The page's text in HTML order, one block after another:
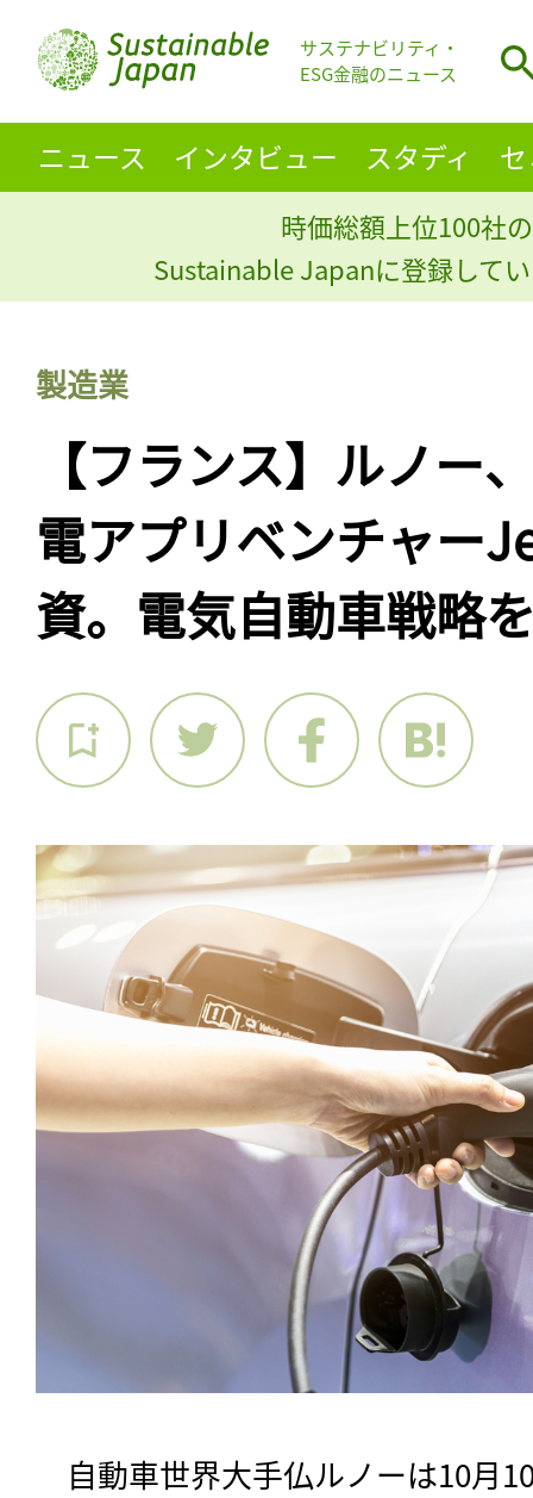
サステナビリティ・
ESG金融のニュース
ニュース インタビュー スタディ
時価総額上位100社
Sustainable Japanに登録して
製造業
【フランス】ルノー
電アプリベンチャー
資。電気自動車戦略
自動車世界大手仏ルノーは10月